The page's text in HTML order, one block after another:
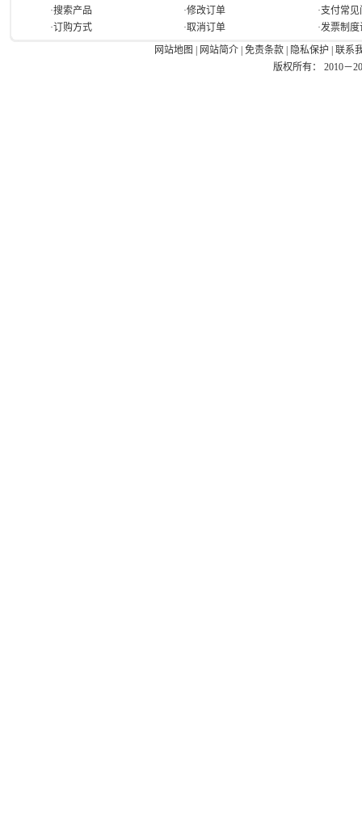
·搜索产品
·订购方式
·修改订单
·取消订单
·支付常
·发票制
网站地图
网站简介 免责条款 隐私保护
联系
版权所有： 2010－